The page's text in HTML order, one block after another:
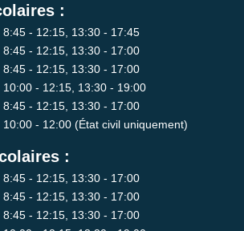
:
8:45 - 12:15, 13:30 - 17:45
8:45 - 12:15, 13:30 - 17:00
8:45 - 12:15, 13:30 - 17:00
10:00 - 12:15, 13:30 - 19:00
8:45 - 12:15, 13:30 - 17:00
10:00 - 12:00 (État civil uniquement)
:
8:45 - 12:15, 13:30 - 17:00
8:45 - 12:15, 13:30 - 17:00
8:45 - 12:15, 13:30 - 17:00